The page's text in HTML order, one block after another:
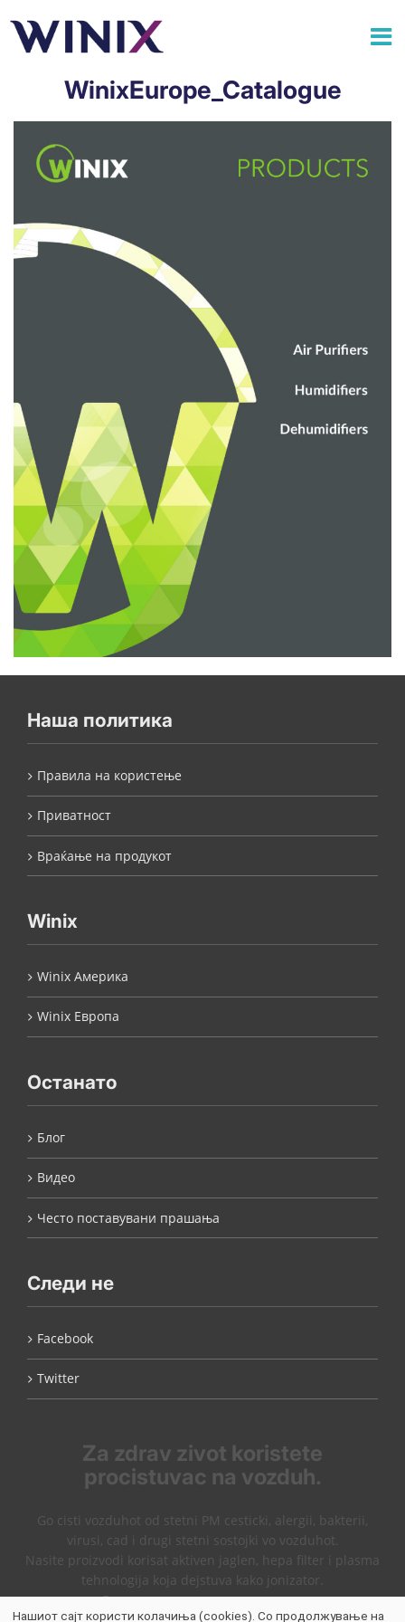
WinixEurope_Catalogue
Наша политика
Правила на користење
Приватност
Враќање на продукот
Winix
Winix Америка
Winix Европа
Останато
Блог
Видео
Често поставувани прашања
Следи не
Facebook
Twitter
Za zdrav zivot koristete
procistuvac na vozduh.
Go cisti vozduhot od stetni PM cesticki, alergii, bakterii,
virusi, cad i drugi stetni sostojki vo vozduhot.
Nasite proizvodi korisat aktiven jaglen, hepa filter i plasma
tehnologija koja dejstuva kako jonizator.
Виникс пречистувачи на воздух
Нашиот сајт користи колачиња (cookies). Со продолжување на